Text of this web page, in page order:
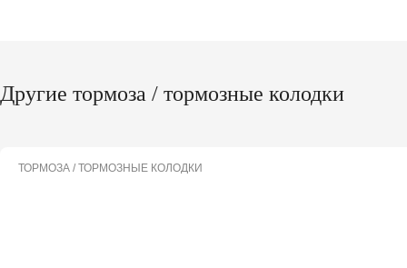
Другие тормоза / тормозные колодки
ТОРМОЗА / ТОРМОЗНЫЕ КОЛОДКИ